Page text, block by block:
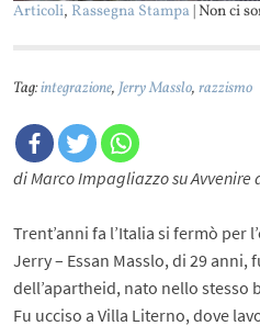
Articoli, Rassegna Stampa| Non ci
Tag:integrazione,Jerry Masslo,razzismo
di Marco Impagliazzo su Avvenire
Trent’anni fa l’Italia si fermò per
Jerry – Essan Masslo, di 29 anni,
dell’apartheid, nato nello stesso
Fu ucciso a Villa Literno, dove